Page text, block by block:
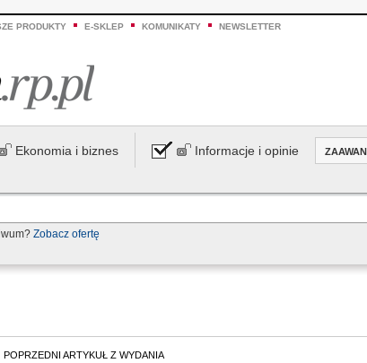
PRODUKTY E-SKLEP KOMUNIKATY NEWSLETTER
Ekonomia i biznes Informacje i opinie
Zobacz ofertę
POPRZEDNI ARTYKUŁ Z WYDANIA